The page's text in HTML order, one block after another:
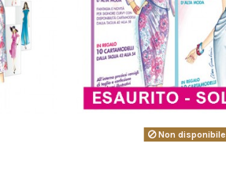
Non disponibile